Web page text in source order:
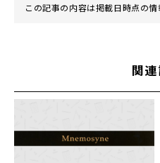
この記事の内容は掲載日時点の
関